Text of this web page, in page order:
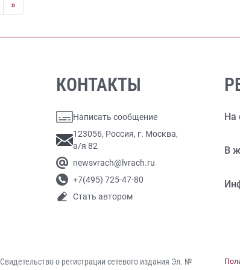
»
КОНТАКТЫ
Написать сообщение
123056, Россия, г. Москва,
а/я 82
newsvrach@lvrach.ru
+7(495) 725-47-80
Стать автором
На
В
Свидетельство о регистрации сетевого издания Эл. №